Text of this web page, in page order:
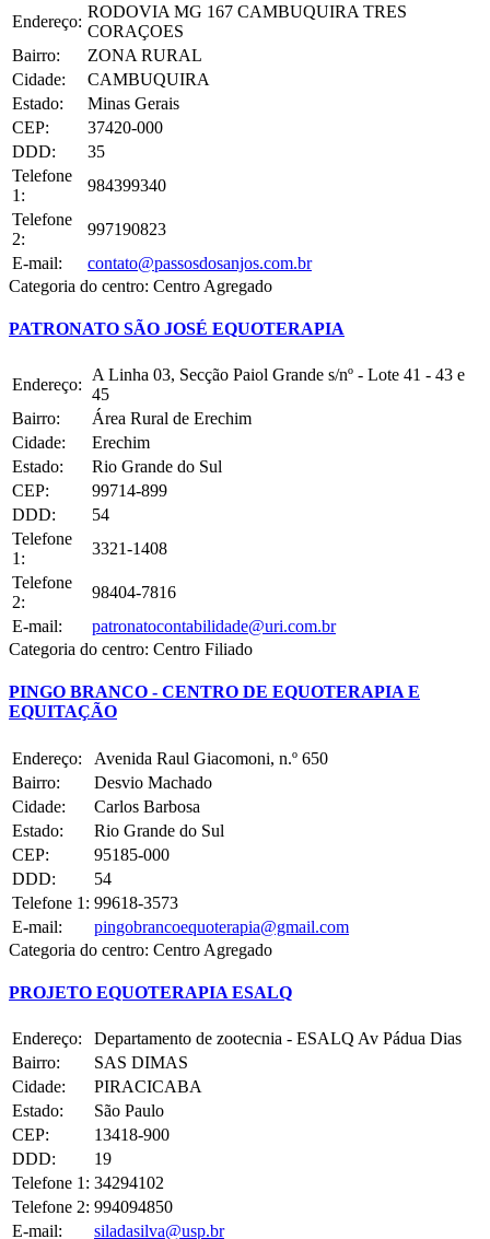
Endereço:
RODOVIA MG 167 CAMBUQUIRA TRES
CORAÇOES
Bairro:
ZONA RURAL
Cidade:
CAMBUQUIRA
Estado:
Minas Gerais
CEP:
37420-000
DDD:
35
Telefone
1:
984399340
Telefone
2:
997190823
E-mail:
contato@passosdosanjos.com.br
Categoria do centro: Centro Agregado
PATRONATO SÃO JOSÉ EQUOTERAPIA
Endereço:
A Linha 03, Secção Paiol Grande s/nº - Lote 41 - 43 e
45
Bairro:
Área Rural de Erechim
Cidade:
Erechim
Estado:
Rio Grande do Sul
CEP:
99714-899
DDD:
54
Telefone
1:
3321-1408
Telefone
2:
98404-7816
E-mail:
patronatocontabilidade@uri.com.br
Categoria do centro: Centro Filiado
PINGO BRANCO - CENTRO DE EQUOTERAPIA E
EQUITAÇÃO
Endereço:
Avenida Raul Giacomoni, n.º 650
Bairro:
Desvio Machado
Cidade:
Carlos Barbosa
Estado:
Rio Grande do Sul
CEP:
95185-000
DDD:
54
Telefone 1: 99618-3573
E-mail:
pingobrancoequoterapia@gmail.com
Categoria do centro: Centro Agregado
PROJETO EQUOTERAPIA ESALQ
Endereço:
Departamento de zootecnia - ESALQ Av Pádua Dias
Bairro:
SAS DIMAS
Cidade:
PIRACICABA
Estado:
São Paulo
CEP:
13418-900
DDD:
19
Telefone 1: 34294102
Telefone 2: 994094850
E-mail:
siladasilva@usp.br